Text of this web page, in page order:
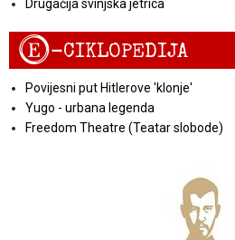
Drugačija svinjska jetrica
E-CIKLOPEDIJA
Povijesni put Hitlerove 'klonje'
Yugo - urbana legenda
Freedom Theatre (Teatar slobode)